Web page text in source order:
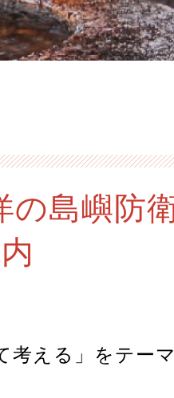
の島嶼防
える」をテー